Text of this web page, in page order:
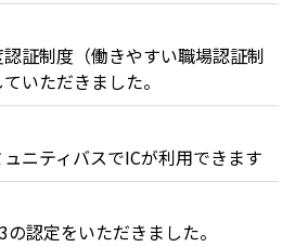
証制度（働きやすい職場認証制
いただきました。
ニティバスでICが利用できます
認定をいただきました。